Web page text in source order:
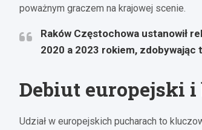
poważnym graczem na krajowej scenie.
Raków Częstochowa ustanowił
2020 a 2023 rokiem, zdobywając
Debiut europejski i
Udział w europejskich pucharach to